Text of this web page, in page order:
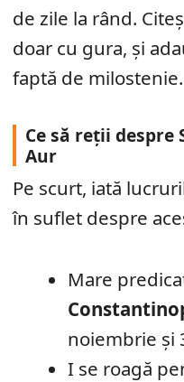
de zile la rând.
doar cu gura, și
faptă de milostenie.
Ce să reții
Aur
Pe scurt, iată
în suflet despre
Mare
noiembrie și
I se roagă